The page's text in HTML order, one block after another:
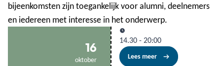
bijeenkomsten zijn toegankelijk voor alumni, deelnemers
en iedereen met interesse in het onderwerp.
16
oktober
14.30 - 20:00
Lees meer